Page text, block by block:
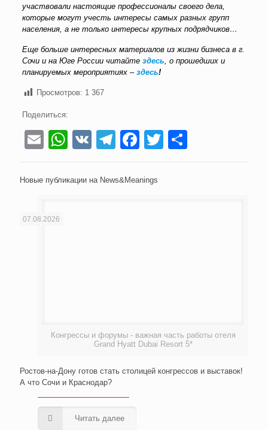
участвовали настоящие профессионалы своего дела,
которые могут учесть интересы самых разных групп
населения, а не только интересы крупных подрядчиков…
Еще больше интересных материалов из жизни бизнеса в г.
Сочи и на Юге России читайте здесь, о прошедших и
планируемых мероприятиях – здесь!
Просмотров: 1 367
Поделиться:
EmailWhatsApp
VKTelegram
Facebook
Twitter
Новые публикации на News&Meanings
Конгрессы и форумы - важная часть работы отеля
Grand Hyatt Dubai Resort 5*
07.08.2026
Ростов-на-Дону готов стать столицей конгрессов и выставок!
А что Сочи и Краснодар?
Читать далее